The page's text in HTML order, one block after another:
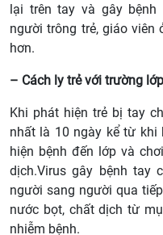
lại trên tay và gây
người trông trẻ, giáo viên
hơn.
– Cách ly trẻ với trường lớp
Khi phát hiện trẻ bị tay
nhất là 10 ngày kể từ khi
hiện bệnh đến lớp và
dịch.Virus gây bệnh tay
người sang người qua
nước bọt, chất dịch từ
nhiễm bệnh.